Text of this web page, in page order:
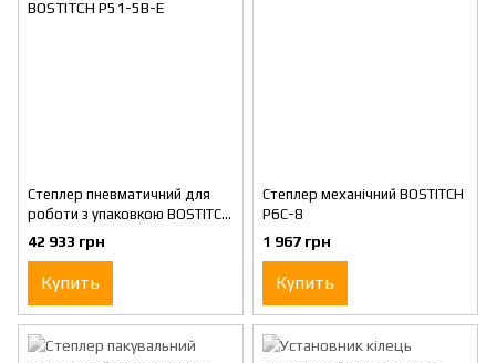
Степлер пневматичний для
роботи з упаковкою BOSTITCH
P51-5B-E
42 933 грн
Купить
Степлер механічний BOSTITCH
P6C-8
1 967 грн
Купить